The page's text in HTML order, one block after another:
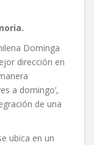
Dominga
dirección en
a domingo’,
de una
ubica en un